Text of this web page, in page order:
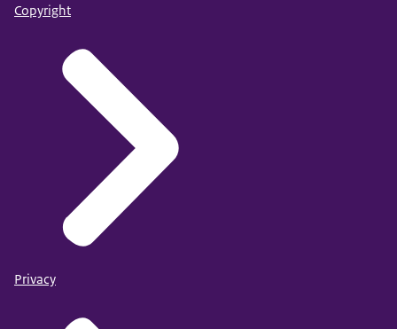
Copyright
Privacy